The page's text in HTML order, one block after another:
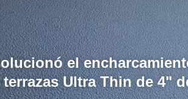
el
Ultra Thin de 4"